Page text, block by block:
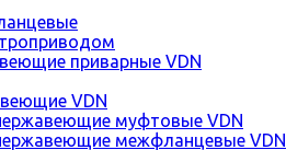
приварные VDN
VDN
муфтовые VDN
межфланцевые VDN